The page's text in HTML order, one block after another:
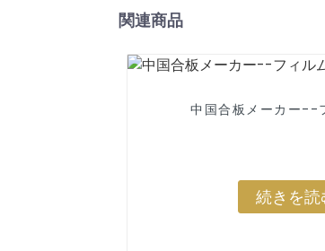
関連商品
中国合板メーカー--
続きを読